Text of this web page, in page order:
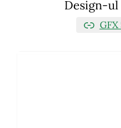
Design-ul